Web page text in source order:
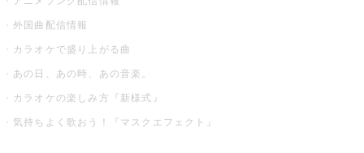
外国曲配信情報
カラオケで盛り上がる曲
あの日、あの時、あの音楽。
カラオケの楽しみ方『新様式』
気持ちよく歌おう！『マスクエフェクト』